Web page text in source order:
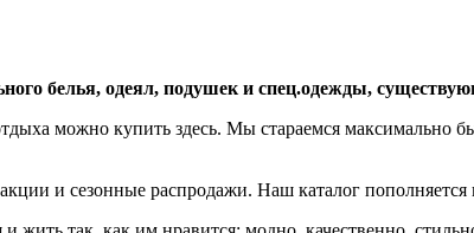
белья, одеял, подушек и спец.одежды,
можно купить здесь. Мы стараемся максимально
и сезонные распродажи. Наш каталог